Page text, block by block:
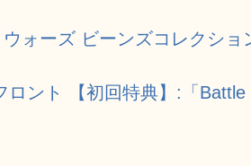
ォーズ ビーンズコレクシ
ロント 【初回特典】:「